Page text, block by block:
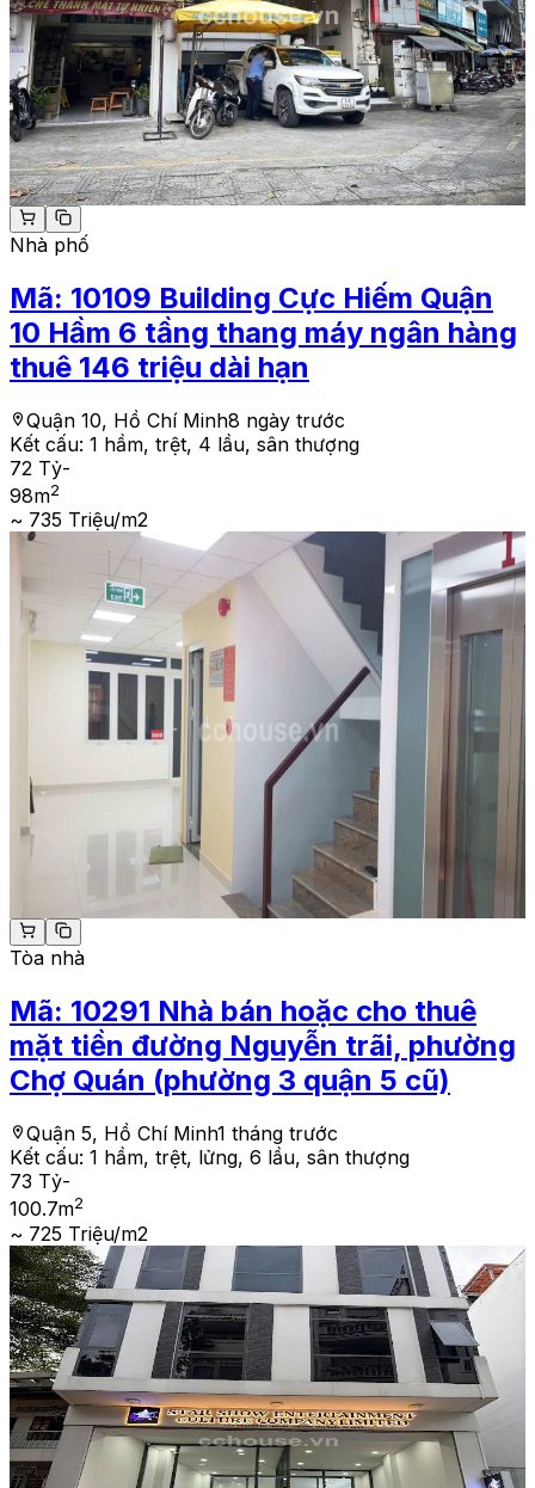
Nhà phố
Mã: 10109 Building Cực Hiếm Quận
10 Hầm 6 tầng thang máy ngân hàng
thuê 146 triệu dài hạn
Quận 10, Hồ Chí Minh8 ngày trước
Kết cấu: 1 hầm, trệt, 4 lầu, sân thượng
72 Tỷ-
98m2
~ 735 Triệu/m2
Tòa nhà
Mã: 10291 Nhà bán hoặc cho thuê
mặt tiền đường Nguyễn trãi, phường
Chợ Quán (phường 3 quận 5 cũ)
Quận 5, Hồ Chí Minh1 tháng trước
Kết cấu: 1 hầm, trệt, lửng, 6 lầu, sân thượng
73 Tỷ-
100.7m2
~ 725 Triệu/m2